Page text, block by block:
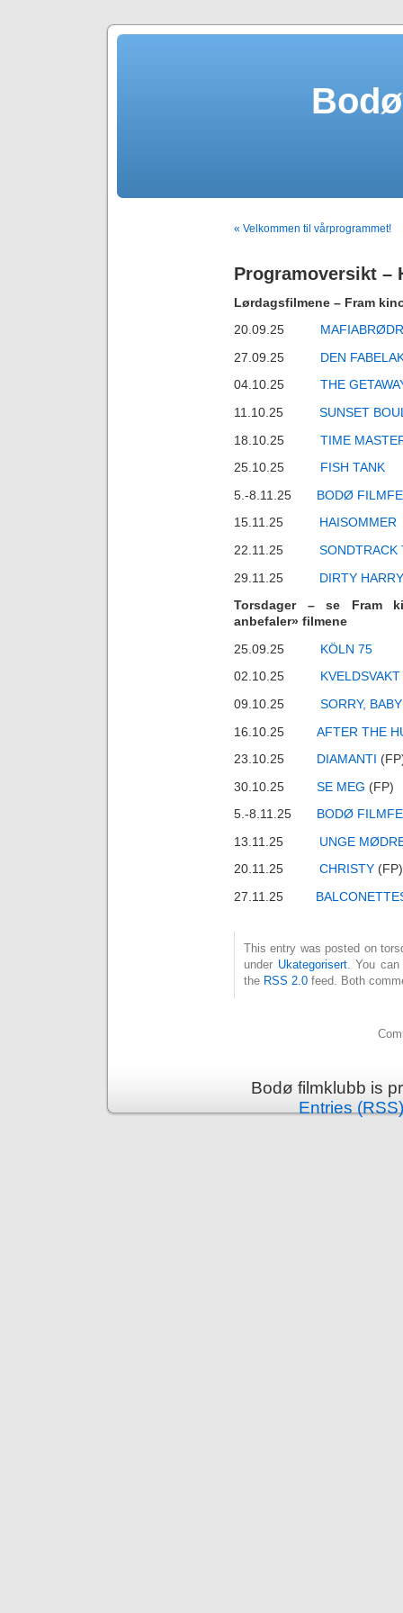
« Velkommen til vårprogrammet!
Programoversikt –
Lørdagsfilmene – Fram
20.09.25
27.09.25 DEN
04.10.25 THE
11.10.25 SUNSET
18.10.25 TIME
25.10.25 FISH TANK
5.-8.11.25 BODØ
15.11.25 HAISOMMER
22.11.25 SONDTRACK
29.11.25 DIRTY HARRY
Torsdager – se Fram
anbefaler» filmene
25.09.25 KÖLN 75
02.10.25 KVELDSVAKT
09.10.25 SORRY, BABY
16.10.25
AFTER THE
23.10.25 DIAMANTI
30.10.25
SE MEG (FP)
5.-8.11.25 BODØ
13.11.25 UNGE
20.11.25 CHRISTY (FP)
27.11.25
This entry was posted on
under Ukategorisert. You can
the RSS 2.0 feed. Both
Bodø filmklubb is
Entries (RSS)